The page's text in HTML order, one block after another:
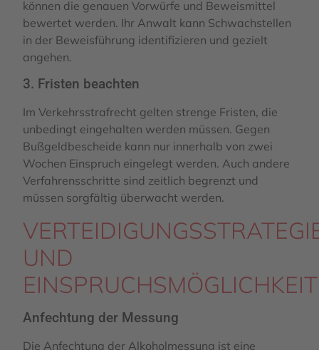
können die genauen Vorwürfe und Beweismittel
bewertet werden. Ihr Anwalt kann Schwachstellen
in der Beweisführung identifizieren und gezielt
angehen.
3. Fristen beachten
Im Verkehrsstrafrecht gelten strenge Fristen, die
unbedingt eingehalten werden müssen. Gegen
Bußgeldbescheide kann nur innerhalb von zwei
Wochen Einspruch eingelegt werden. Auch andere
Verfahrensschritte sind zeitlich begrenzt und
müssen sorgfältig überwacht werden.
UND
Anfechtung der Messung
Die Anfechtung der Alkoholmessung ist eine